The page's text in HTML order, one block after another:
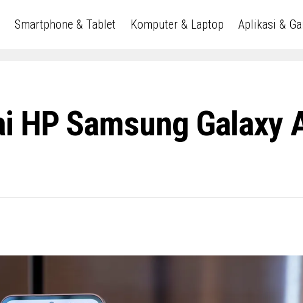
Smartphone & Tablet Komputer & Laptop Aplikasi &
HP Samsung Galaxy